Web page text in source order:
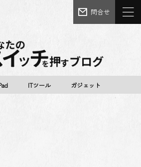
問合せ
ITツール ガジェット